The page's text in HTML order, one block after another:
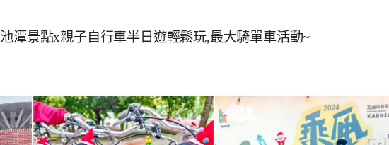
潭景點x親子自行車半日遊輕鬆玩,最大騎單車活動~